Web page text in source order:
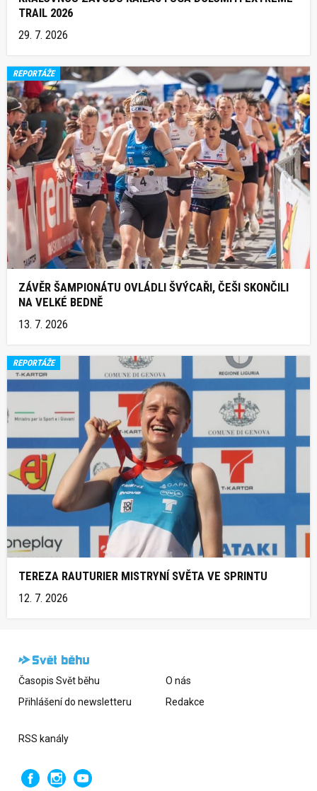
TRAIL 2026
29. 7. 2026
REPORTÁŽE
ZÁVĚR ŠAMPIONÁTU OVLÁDLI ŠVÝCAŘI, ČEŠI SKONČILI
NA VELKÉ BEDNĚ
13. 7. 2026
REPORTÁŽE
TEREZA RAUTURIER MISTRYNÍ SVĚTA VE SPRINTU
12. 7. 2026
Časopis Svět běhu
Přihlášení do newsletteru
O nás
Redakce
RSS kanály